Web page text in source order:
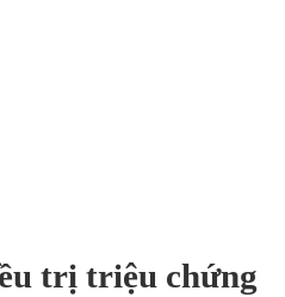
trị triệu chứng